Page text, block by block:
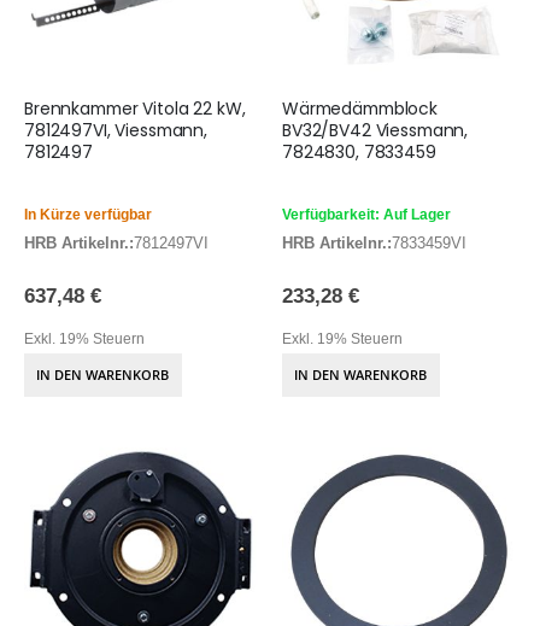
Brennkammer Vitola 22 kW,
7812497VI, Viessmann,
7812497
In Kürze verfügbar
HRB Artikelnr.:7812497VI
637,48 €
Exkl. 19% Steuern
IN DEN WARENKORB
Wärmedämmblock
BV32/BV42 Viessmann,
7824830, 7833459
Verfügbarkeit: Auf Lager
HRB Artikelnr.:7833459VI
233,28 €
Exkl. 19% Steuern
IN DEN WARENKORB